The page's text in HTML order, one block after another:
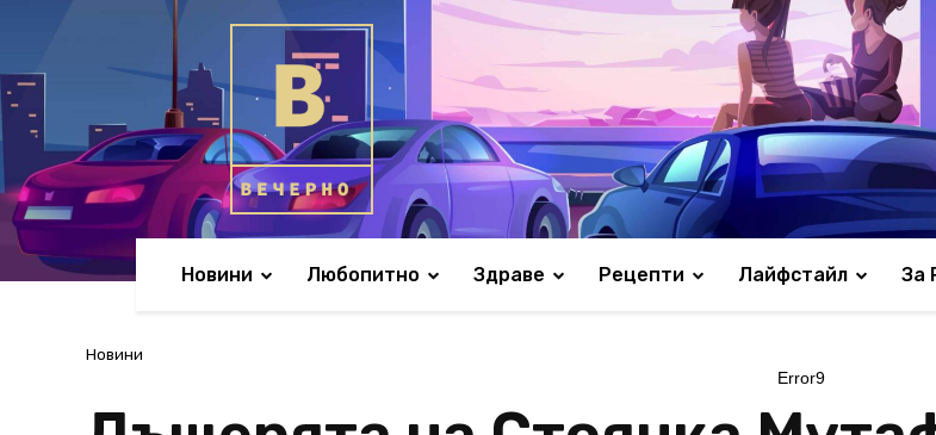
Новини Любопитно Здраве Рецепти Лайфстайл За
Новини
Error9